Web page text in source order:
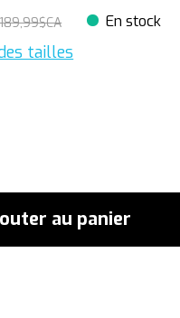
189,99$CA En stock
tailles
au panier